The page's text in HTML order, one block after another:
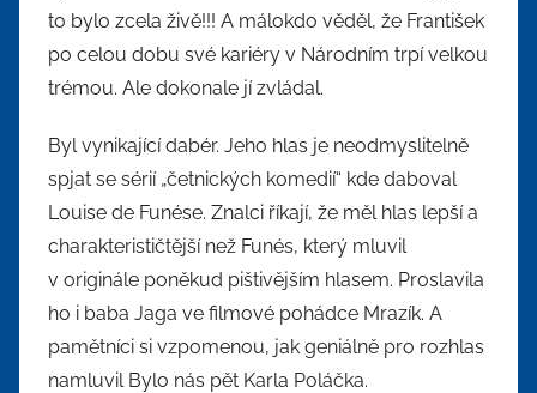
to bylo zcela živě!!! A málokdo věděl, že František
po celou dobu své kariéry v Národním trpí velkou
trémou. Ale dokonale jí zvládal.
Byl vynikající dabér. Jeho hlas je neodmyslitelně
spjat se sérií „četnických komedií“ kde daboval
Louise de Funése. Znalci říkají, že měl hlas lepší a
charakterističtější než Funés, který mluvil
v originále poněkud pištivějším hlasem. Proslavila
ho i baba Jaga ve filmové pohádce Mrazík. A
pamětníci si vzpomenou, jak geniálně pro rozhlas
namluvil Bylo nás pět Karla Poláčka.